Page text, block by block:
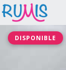
DISPONIBLE